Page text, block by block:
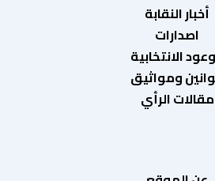
أخبار النقابة
اصدارات
الانتخابية
ومواثيق
مقالات الرأي